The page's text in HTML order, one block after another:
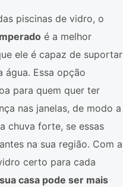
piscinas de vidro, o
é a melhor
ele é capaz de suportar
água. Essa opção
para quem quer ter
nas janelas, de modo a
chuva forte, se essas
na sua região. Com a
certo para cada
casa pode ser mais